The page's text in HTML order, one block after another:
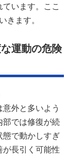
います。ここ
きます。
運動の危険
外と多いよう
部では修復が続
態で動かしすぎ
が長引く可能性